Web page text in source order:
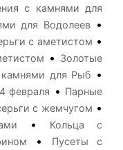
с камнями для
для Водолеев•
с аметистом •
• Золотые
для Рыб •
февраля • Парные
с жемчугом •
•
Кольца с
•
Пусеты с